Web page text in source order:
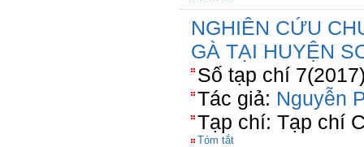
NGHIÊN CỨU
GÀ TẠI HUYỆN
Số tạp chí
Tác giả: Nguyễn
Tạp chí: Tạp chí
Tóm tắt